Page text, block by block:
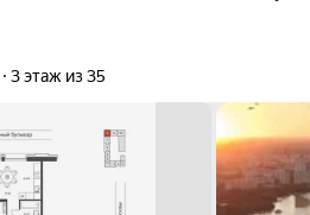
3 этаж из 35